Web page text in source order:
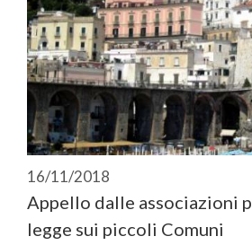
16/11/2018
Appello dalle associazioni
legge sui piccoli Comuni